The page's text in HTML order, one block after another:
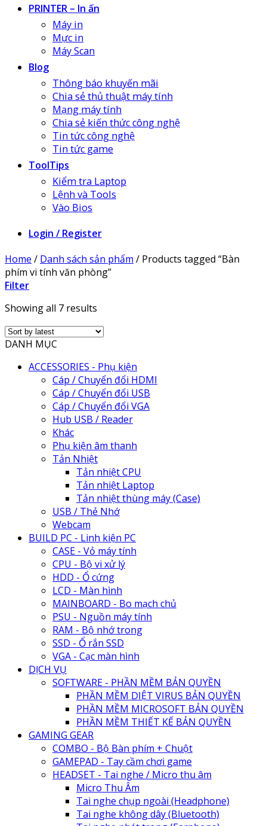
PRINTER – In ấn
Máy in
Mực in
Máy Scan
Blog
Thông báo khuyến mãi
Chia sẻ thủ thuật máy tính
Mạng máy tính
Chia sẻ kiến thức công nghệ
Tin tức công nghệ
Tin tức game
ToolTips
Kiểm tra Laptop
Lệnh và Tools
Vào Bios
Login / Register
Home / Danh sách sản phẩm / Products tagged “Bàn
phím vi tính văn phòng”
Filter
Showing all 7 results
DANH MỤC
ACCESSORIES - Phụ kiện
Cáp / Chuyển đổi HDMI
Cáp / Chuyển đổi USB
Cáp / Chuyển đổi VGA
Hub USB / Reader
Khác
Phụ kiện âm thanh
Tản Nhiệt
Tản nhiệt CPU
Tản nhiệt Laptop
Tản nhiệt thùng máy (Case)
USB / Thẻ Nhớ
Webcam
BUILD PC - Linh kiện PC
CASE - Vỏ máy tính
CPU - Bộ vi xử lý
HDD - Ổ cứng
LCD - Màn hình
MAINBOARD - Bo mạch chủ
PSU - Nguồn máy tính
RAM - Bộ nhớ trong
SSD - Ổ rắn SSD
VGA - Cạc màn hình
DỊCH VỤ
SOFTWARE - PHẦN MỀM BẢN QUYỀN
PHẦN MỀM DIỆT VIRUS BẢN QUYỀN
PHẦN MỀM MICROSOFT BẢN QUYỀN
PHẦN MỀM THIẾT KẾ BẢN QUYỀN
GAMING GEAR
COMBO - Bộ Bàn phím + Chuột
GAMEPAD - Tay cầm chơi game
HEADSET - Tai nghe / Micro thu âm
Micro Thu Âm
Tai nghe chụp ngoài (Headphone)
Tai nghe không dây (Bluetooth)